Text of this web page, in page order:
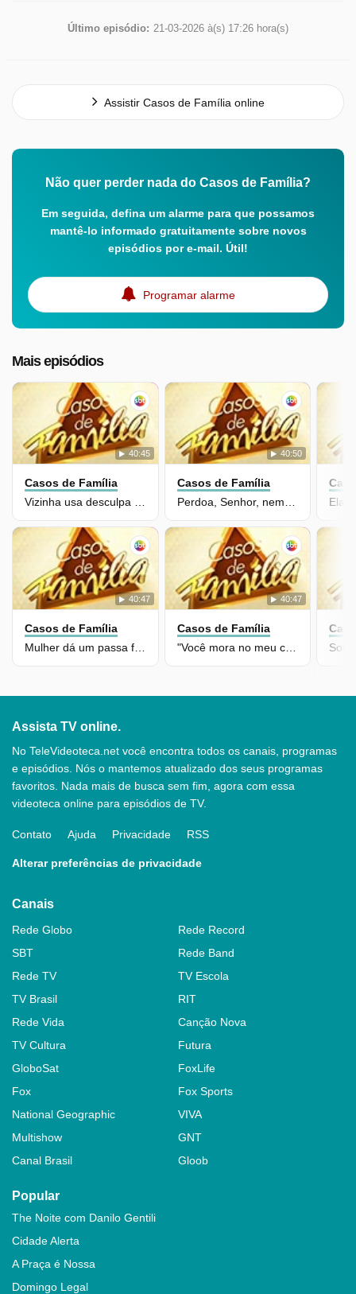
Último episódio: 21-03-2026 à(s) 17:26 hora(s)
Assistir Casos de Família online
Não quer perder nada do Casos de Família?
Em seguida, defina um alarme para que possamos
mantê-lo informado gratuitamente sobre novos
episódios por e-mail. Útil!
Programar alarme
Mais episódios
40:45
Casos de Família
Vizinha usa desculpa de manutenção pra dar em cima do marido alheio!
40:50
Casos de Família
Perdoa, Senhor, nem eu sei o que fiz pra merecer uma irmã tão barraqueira
40:47
Casos de Família
40:47
Casos de Família
"Você mora no meu coração e não paga aluguel"
Elas
Assista TV online.
No TeleVideoteca.net você encontra todos os canais, programas
e episódios. Nós o mantemos atualizado dos seus programas
favoritos. Nada mais de busca sem fim, agora com essa
videoteca online para episódios de TV.
Contato Ajuda Privacidade RSS
Alterar preferências de privacidade
Canais
Rede Globo
Rede Record
SBT
Rede Band
Rede TV
TV Escola
TV Brasil
RIT
Rede Vida
Canção Nova
TV Cultura
Futura
GloboSat
FoxLife
Fox
Fox Sports
National Geographic
VIVA
Multishow
GNT
Canal Brasil
Gloob
Popular
The Noite com Danilo Gentili
Cidade Alerta
A Praça é Nossa
Domingo Legal